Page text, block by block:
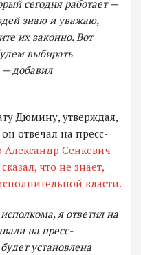
сегодня работает —
знаю и уважаю,
их законно. Вот
выбирать
— добавил
Дюмину, утверждая,
отвечал на пресс-
Александр Сенкевич
что не знает,
власти.
я ответил на
на пресс-
установлена